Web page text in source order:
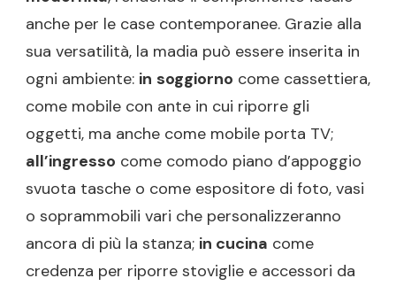
anche per le case contemporanee. Grazie alla
sua versatilità, la madia può essere inserita in
ogni ambiente: in soggiorno come cassettiera,
come mobile con ante in cui riporre gli
oggetti, ma anche come mobile porta TV;
all’ingresso come comodo piano d’appoggio
svuota tasche o come espositore di foto, vasi
o soprammobili vari che personalizzeranno
ancora di più la stanza; in cucina come
credenza per riporre stoviglie e accessori da